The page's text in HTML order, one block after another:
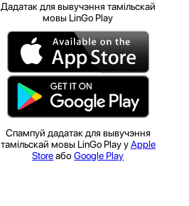
Дадатак для вывучэння тамільскай
мовы LinGo Play
Спампуй дадатак для вывучэння
тамільскай мовы LinGo Play уApple
StoreабоGoogle Play